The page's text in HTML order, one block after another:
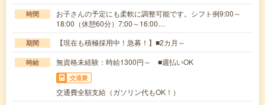
時間
お子さんの予定にも柔軟に調整可能です。シフト例9:00～
18:00（休憩60分）7:00～16:00…
期間 【現在も積極採用中！急募！】■2カ月～
時給 無資格未経験：時給1300円～ ■週払いOK
交通費
交通費全額支給（ガソリン代もOK！）